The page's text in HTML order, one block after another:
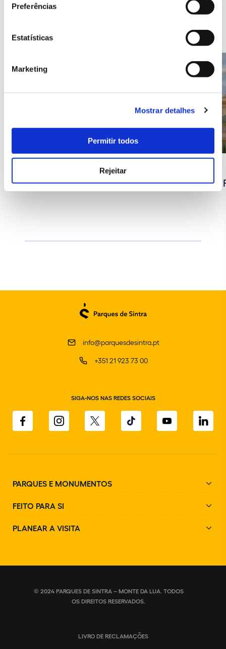
Preferências
Estatísticas
Marketing
Mostrar detalhes
Permitir todos
Rejeitar
ERASMUS+
Conheça os restantes parceiros
Parques de Sintra Museu do
info@parquesdesintra.pt
+351 21 923 73 00
SIGA-NOS NAS REDES SOCIAIS
PARQUES E MONUMENTOS
FEITO PARA SI
PLANEAR A VISITA
© 2024 PARQUES DE SINTRA – MONTE DA LUA. TODOS
OS DIREITOS RESERVADOS.
LIVRO DE RECLAMAÇÕES